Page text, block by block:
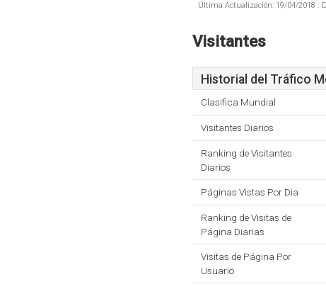
Última Actualización: 19/04/2018 .
Visitantes
Historial del Tráfico
Clasifica Mundial
Visitantes Diarios
Ranking de Visitantes
Diarios
Páginas Vistas Por Dia
Ranking de Visitas de
Página Diarias
Visitas de Página Por
Usuario